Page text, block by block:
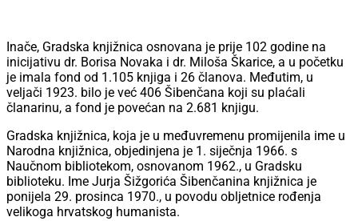
Inače, Gradska knjižnica osnovana je prije 102 godine na
inicijativu dr. Borisa Novaka i dr. Miloša Škarice, a u početku
je imala fond od 1.105 knjiga i 26 članova. Međutim, u
veljači 1923. bilo je već 406 Šibenčana koji su plaćali
članarinu, a fond je povećan na 2.681 knjigu.
Gradska knjižnica, koja je u međuvremenu promijenila ime u
Narodna knjižnica, objedinjena je 1. siječnja 1966. s
Naučnom bibliotekom, osnovanom 1962., u Gradsku
biblioteku. Ime Jurja Šižgorića Šibenčanina knjižnica je
ponijela 29. prosinca 1970., u povodu obljetnice rođenja
velikoga hrvatskog humanista.